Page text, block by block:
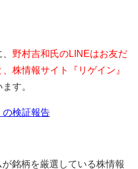
野村吉和氏のLINEはお友だ
株情報サイト『リゲイン』
す。
検証報告
銘柄を厳選している株情報